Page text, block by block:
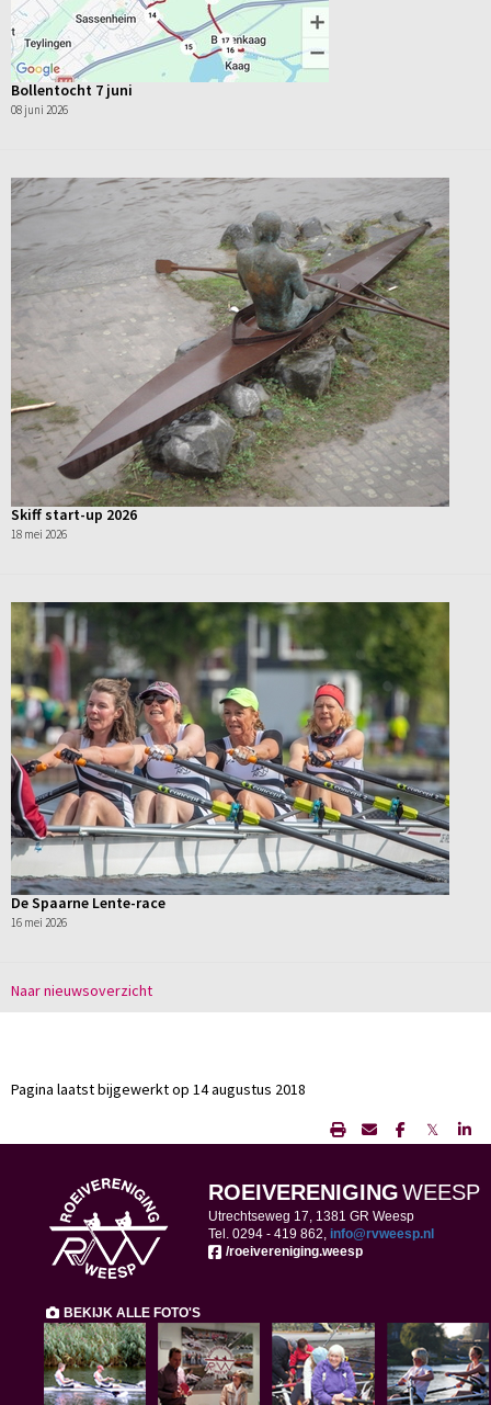
Bollentocht 7 juni
08 juni 2026
Skiff start-up 2026
18 mei 2026
De Spaarne Lente-race
16 mei 2026
Naar nieuwsoverzicht
Pagina laatst bijgewerkt op 14 augustus 2018
𝕏
ROEIVERENIGINGWEESP
Utrechtseweg 17, 1381 GR Weesp
Tel. 0294 - 419 862, ofni@rvweesp.nl
/roeivereniging.weesp
BEKIJK ALLE FOTO'S